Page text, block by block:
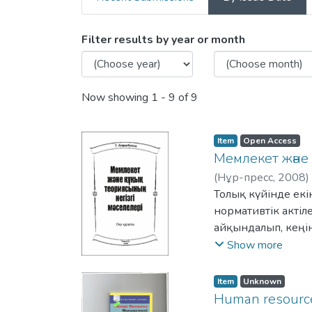
Browsing 4. Books and
Filter results by year or month
Now showing 1 - 9 of 9
Item Open Access
Мемлекет және
(Нұр-пресс, 2008)
Толық күйінде
нормативтік
айқындалып,
Оқу құралы заң
Show more
Item Unknown
Human